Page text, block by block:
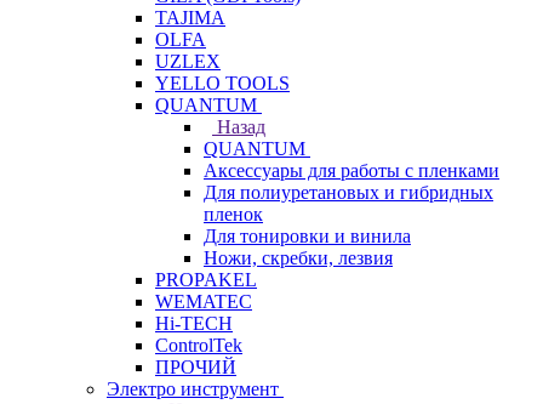
TAJIMA
OLFA
UZLEX
YELLO TOOLS
QUANTUM
Назад
QUANTUM
Аксессуары для работы с пленками
Для полиуретановых и гибридных
пленок
Для тонировки и винила
Ножи, скребки, лезвия
PROPAKEL
WEMATEC
Hi-TECH
ControlTek
ПРОЧИЙ
Электро инструмент